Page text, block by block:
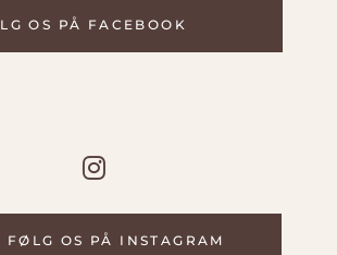
OS PÅ FACEBOOK
FØLG OS PÅ INSTAGRAM